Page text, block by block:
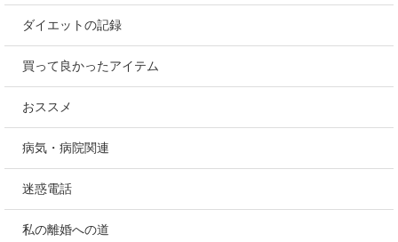
ダイエットの記録
買って良かったアイテム
おススメ
病気・病院関連
迷惑電話
私の離婚への道